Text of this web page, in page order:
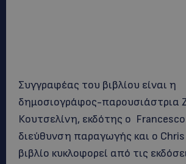
Συγγραφέας του βιβλίου είναι η
δημοσιογράφος-παρουσιάστρια
Κουτσελίνη, εκδότης ο
διεύθυνση παραγωγής και ο
βιβλίο κυκλοφορεί από τις